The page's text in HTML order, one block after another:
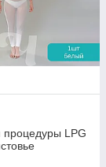
LPG